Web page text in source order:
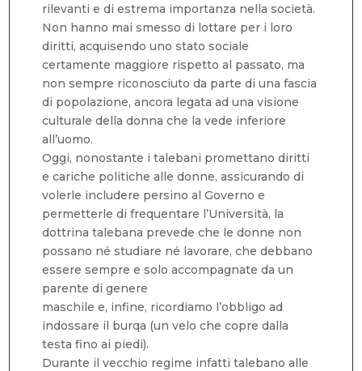
rilevanti e di estrema importanza nella società.
Non hanno mai smesso di lottare per i loro
diritti, acquisendo uno stato sociale
certamente maggiore rispetto al passato, ma
non sempre riconosciuto da parte di una fascia
di popolazione, ancora legata ad una visione
culturale della donna che la vede inferiore
all’uomo.
Oggi, nonostante i talebani promettano diritti
e cariche politiche alle donne, assicurando di
volerle includere persino al Governo e
permetterle di frequentare l’Università, la
dottrina talebana prevede che le donne non
possano né studiare né lavorare, che debbano
essere sempre e solo accompagnate da un
parente di genere
maschile e, infine, ricordiamo l’obbligo ad
indossare il burqa (un velo che copre dalla
testa fino ai piedi).
Durante il vecchio regime infatti talebano alle